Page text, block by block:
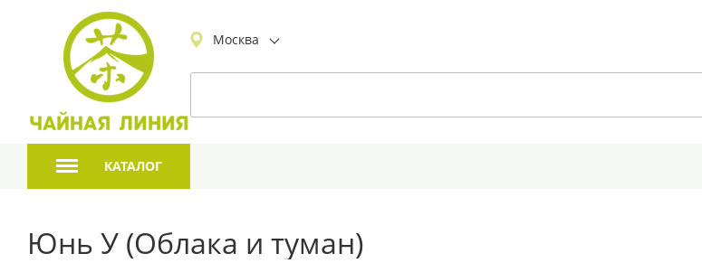
Москва
КАТАЛОГ
Юнь У (Облака и туман)